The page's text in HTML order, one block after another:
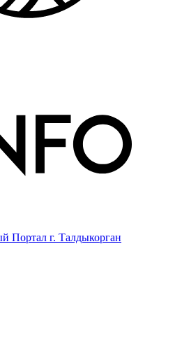
Портал г. Талдыкорган